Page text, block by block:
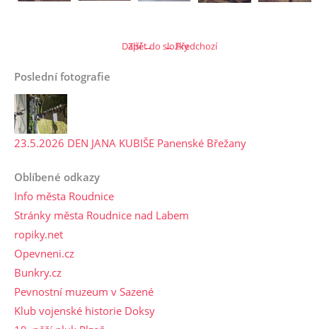
← Předchozí
Další →
Zpět do složky
Poslední fotografie
23.5.2026 DEN JANA KUBIŠE Panenské Břežany
Oblíbené odkazy
Info města Roudnice
Stránky města Roudnice nad Labem
ropiky.net
Opevneni.cz
Bunkry.cz
Pevnostní muzeum v Sazené
Klub vojenské historie Doksy